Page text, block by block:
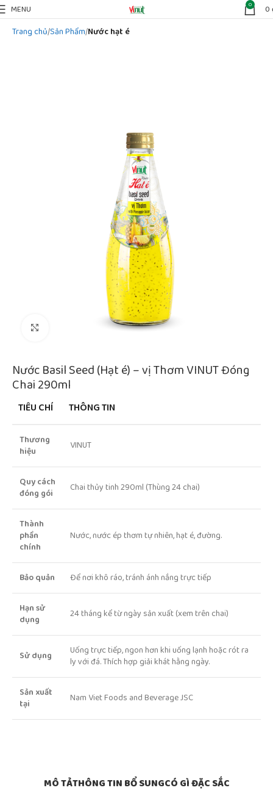
MENU 0 0
Trang chủ Sản Phẩm Nước hạt é
Nước Basil Seed (Hạt é) – vị Thơm VINUT Đóng
Chai 290ml
TIÊU CHÍ THÔNG TIN
Thương
hiệu
VINUT
Quy cách
đóng gói
Chai thủy tinh 290ml (Thùng 24 chai)
Thành
phần
chính
Nước, nước ép thơm tự nhiên, hạt é, đường.
Bảo quản Để nơi khô ráo, tránh ánh nắng trực tiếp
Hạn sử
dụng
24 tháng kể từ ngày sản xuất (xem trên chai)
Sử dụng
Uống trực tiếp, ngon hơn khi uống lạnh hoặc rót ra
ly với đá. Thích hợp giải khát hằng ngày.
Sản xuất
tại
Nam Viet Foods and Beverage JSC
MÔ TẢTHÔNG TIN BỔ SUNGCÓ GÌ ĐẶC SẮC